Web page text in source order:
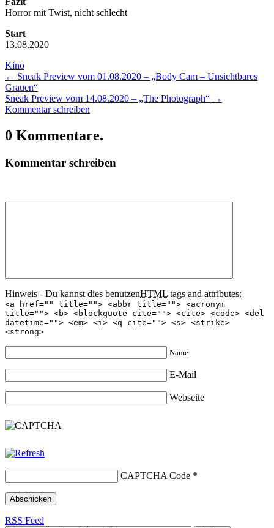
Horror mit Twist, nicht schlecht
Start
13.08.2020
Kino
← Sneak Preview vom 01.08.2020 – „Body Cam – Unsichtbares
Grauen“
Sneak Preview vom 14.08.2020 – „The Photograph“ →
Kommentar schreiben
0 Kommentare.
Kommentar schreiben
Hinweis - Du kannst dies benutzenHTML tags and attributes:
<a href="" title=""> <abbr title=""> <acronym
title=""> <b> <blockquote cite=""> <cite> <code> <del
datetime=""> <em> <i> <q cite=""> <s> <strike>
<strong>
Name
E-Mail
Webseite
CAPTCHA Code *
RSS Feed